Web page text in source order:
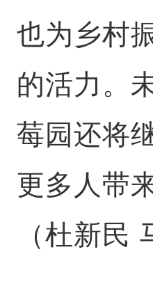
也为乡村
的活力。
莓园还将
更多人带
（杜新民